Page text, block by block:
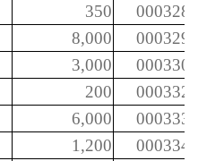
350
000328
8,000
000329
3,000
000330
200
000332
6,000
000333
1,200
000334